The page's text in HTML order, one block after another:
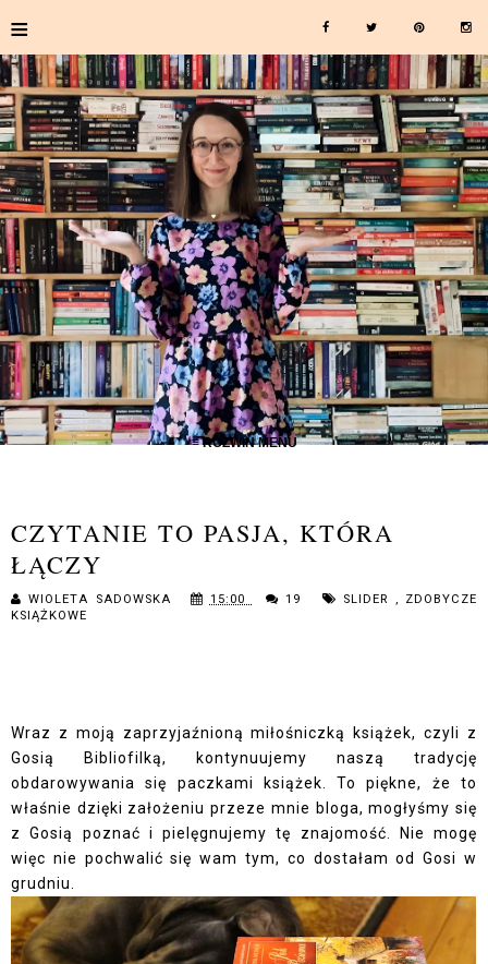
≡
≡ ROZWIŃ MENU
CZYTANIE TO PASJA, KTÓRA
ŁĄCZY
WIOLETA SADOWSKA 15:00 19 SLIDER , ZDOBYCZE
KSIĄŻKOWE
Wraz z moją zaprzyjaźnioną miłośniczką książek, czyli z
Gosią Bibliofilką, kontynuujemy naszą tradycję
obdarowywania się paczkami książek. To piękne, że to
właśnie dzięki założeniu przeze mnie bloga, mogłyśmy się
z Gosią poznać i pielęgnujemy tę znajomość. Nie mogę
więc nie pochwalić się wam tym, co dostałam od Gosi w
grudniu.